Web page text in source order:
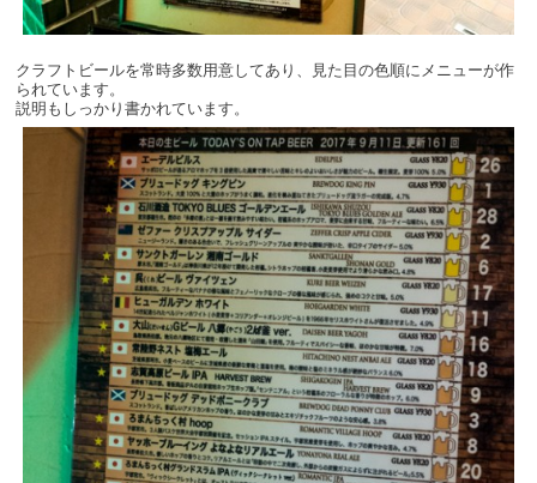
クラフトビールを常時多数用意してあり、見た目の色順にメニューが作
られています。
説明もしっかり書かれています。